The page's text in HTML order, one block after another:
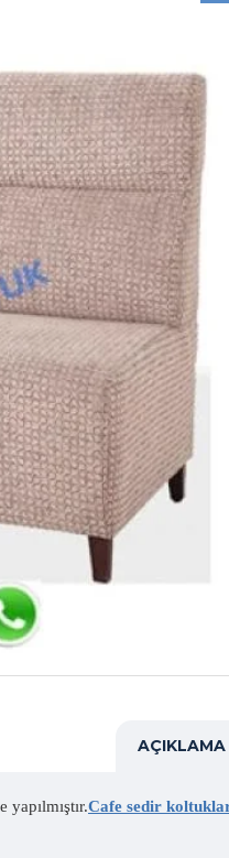
AÇIKLAMA
Cafe sedir